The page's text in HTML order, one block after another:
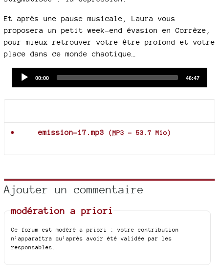
Et après une pause musicale, Laura vous
proposera un petit week-end évasion en Corrèze,
pour mieux retrouver votre être profond et votre
place dans ce monde chaotique…
Current
00:00
Total
46:47
emission-17.mp3 (MP3 - 53.7 Mio)
Ajouter un commentaire
modération a priori
Ce forum est modéré a priori : votre contribution
n’apparaîtra qu’après avoir été validée par les
responsables.